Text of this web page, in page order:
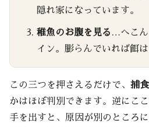
隠れ家になっています。
稚魚のお腹を見る …へこん
イン。膨らんでいれば餌は
この三つを押さえるだけで、 捕
かはほぼ判別できます。逆にこ
手を出すと、原因が別のところ